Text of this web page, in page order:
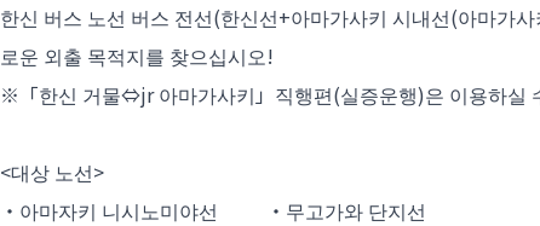
한신 버스 노선 버스 전선(한신선+아마가사키 시내선(아마가
로운 외출 목적지를 찾으십시오!
※「한신 거물⇔jr 아마가사키」직행편(실증운행)은 이용하실
<대상 노선>
・아마자키 니시노미야선 ・무고가와 단지선